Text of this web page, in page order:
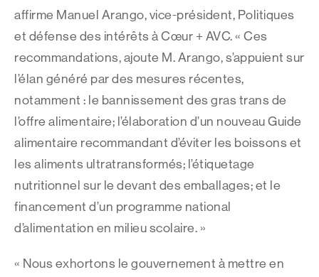
affirme Manuel Arango, vice-président, Politiques
et défense des intérêts à Cœur + AVC. « Ces
recommandations, ajoute M. Arango, s’appuient sur
l’élan généré par des mesures récentes,
notamment : le bannissement des gras trans de
l’offre alimentaire; l’élaboration d’un nouveau Guide
alimentaire recommandant d’éviter les boissons et
les aliments ultratransformés; l’étiquetage
nutritionnel sur le devant des emballages; et le
financement d’un programme national
d’alimentation en milieu scolaire. »
« Nous exhortons le gouvernement à mettre en